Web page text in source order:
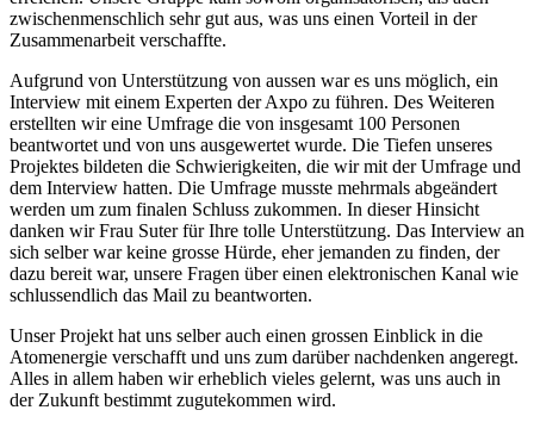
zwischenmenschlich sehr gut aus, was uns einen Vorteil in der
Zusammenarbeit verschaffte.
Aufgrund von Unterstützung von aussen war es uns möglich, ein
Interview mit einem Experten der Axpo zu führen. Des Weiteren
erstellten wir eine Umfrage die von insgesamt 100 Personen
beantwortet und von uns ausgewertet wurde. Die Tiefen unseres
Projektes bildeten die Schwierigkeiten, die wir mit der Umfrage und
dem Interview hatten. Die Umfrage musste mehrmals abgeändert
werden um zum finalen Schluss zukommen. In dieser Hinsicht
danken wir Frau Suter für Ihre tolle Unterstützung. Das Interview an
sich selber war keine grosse Hürde, eher jemanden zu finden, der
dazu bereit war, unsere Fragen über einen elektronischen Kanal wie
schlussendlich das Mail zu beantworten.
Unser Projekt hat uns selber auch einen grossen Einblick in die
Atomenergie verschafft und uns zum darüber nachdenken angeregt.
Alles in allem haben wir erheblich vieles gelernt, was uns auch in
der Zukunft bestimmt zugutekommen wird.